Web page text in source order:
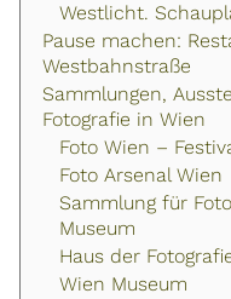
Westlicht.
Pause machen:
Westbahnstraße
Sammlungen,
Fotografie in Wien
Foto Wien –
Foto Arsenal Wien
Sammlung für
Museum
Haus der
Wien Museum